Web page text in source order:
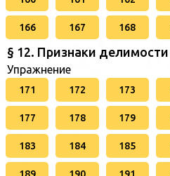
166 167 168
§ 12. Признаки делимости
Упражнение
171 172 173
177 178 179
183 184 185
189 190 191